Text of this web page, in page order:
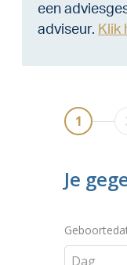
een
adviseur. Klik